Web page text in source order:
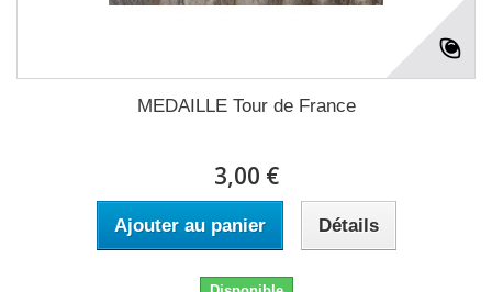
MEDAILLE Tour de France
3,00 €
Ajouter au panier Détails